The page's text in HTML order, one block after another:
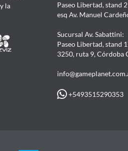
la
Paseo Libertad, stand
esq Av. Manuel
Sucursal Av. Sabattini:
Paseo Libertad, stand
3250, ruta 9, Córdoba
+5493515290353